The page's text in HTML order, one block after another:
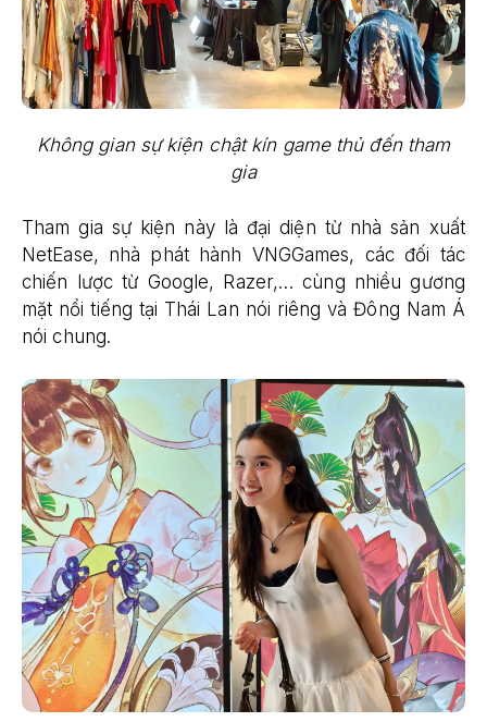
Không gian sự kiện chật kín game thủ đến tham
gia
Tham gia sự kiện này là đại diện từ nhà sản xuất
NetEase, nhà phát hành VNGGames, các đối tác
chiến lược từ Google, Razer,… cùng nhiều gương
mặt nổi tiếng tại Thái Lan nói riêng và Đông Nam Á
nói chung.